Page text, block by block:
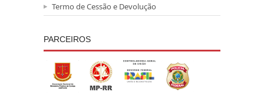
Termo de Cessão e Devolução
PARCEIROS